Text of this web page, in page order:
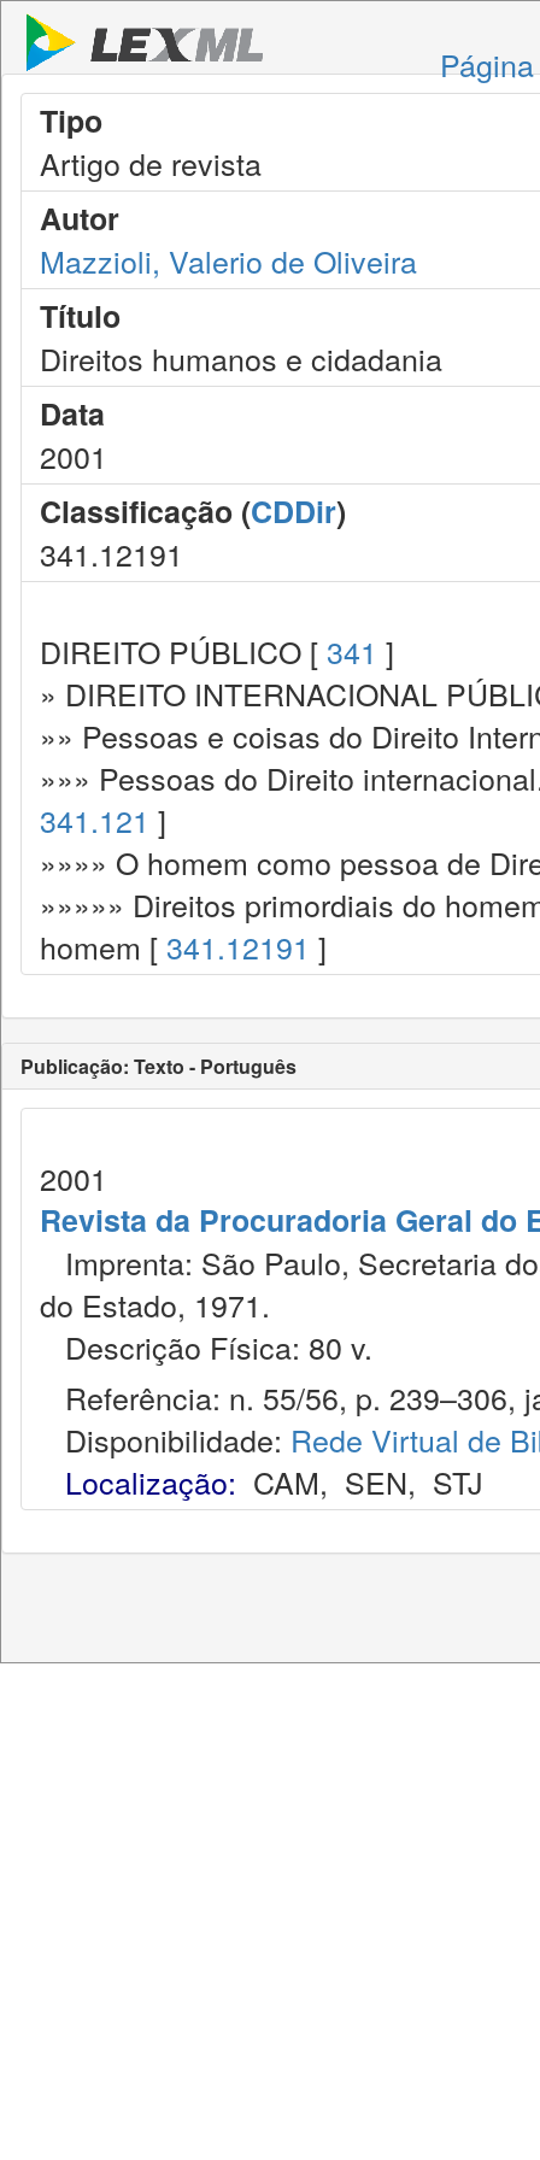
Tipo
Artigo de revista
Autor
Mazzioli, Valerio de Oliveira
Título
Direitos humanos e cidadania
Data
2001
Classificação (CDDir)
341.12191
DIREITO PÚBLICO [ 341 ]
» DIREITO INTERNACIONAL
»» Pessoas e coisas do Direito
»»» Pessoas do Direito
341.121 ]
»»»» O homem como pessoa de
»»»»» Direitos primordiais do
homem [ 341.12191 ]
Publicação: Texto - Português
2001
Revista da Procuradoria Geral do
Imprenta: São Paulo, Secretaria
do Estado, 1971.
Descrição Física: 80 v.
Referência: n. 55/56, p. 239–306,
Disponibilidade: Rede Virtual de
Localização: CAM, SEN, STJ